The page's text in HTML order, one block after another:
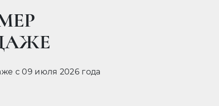
с 09 июля 2026 года